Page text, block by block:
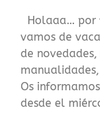
Holaaa… por
vamos de
de
Os
desde el